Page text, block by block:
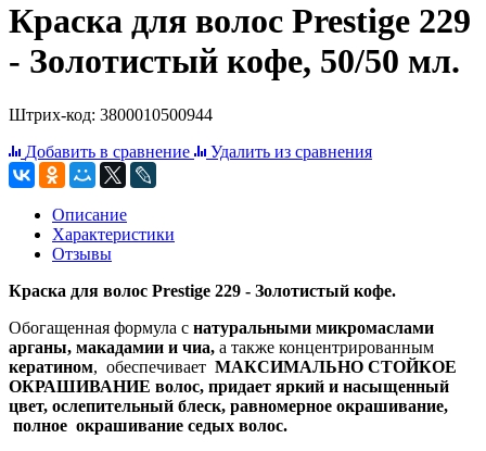
Краска для волос Prestige 229
- Золотистый кофе, 50/50 мл.
Штрих-код: 3800010500944
Добавить в сравнение
Удалить из сравнения
Описание
Характеристики
Отзывы
Краска для волос Prestige 229 - Золотистый кофе.
Обогащенная формула с натуральными микромаслами
арганы, макадамии и чиа, а также концентрированным
кератином, обеспечивает МАКСИМАЛЬНО СТОЙКОЕ
ОКРАШИВАНИЕ волос, придает яркий и насыщенный
цвет, ослепительный блеск, равномерное окрашивание,
полное окрашивание седых волос.